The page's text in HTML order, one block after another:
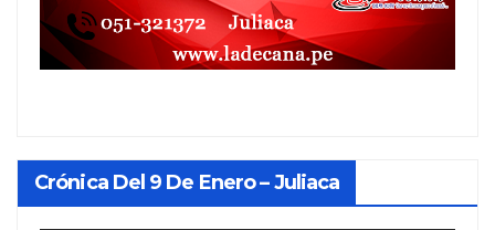
Crónica Del 9 De Enero – Juliaca